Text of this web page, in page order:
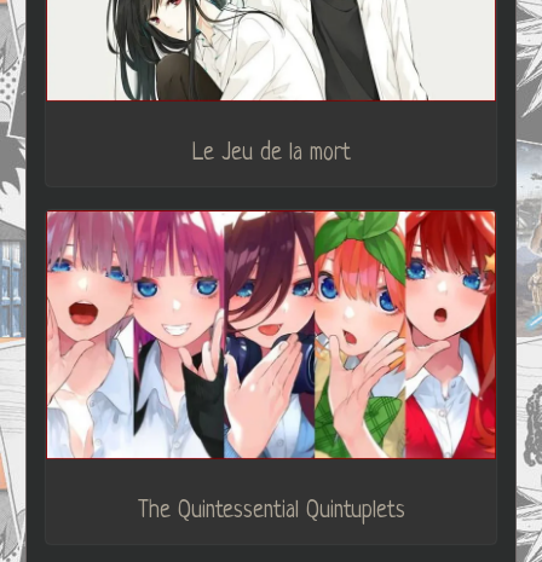
Le Jeu de la mort
The Quintessential Quintuplets